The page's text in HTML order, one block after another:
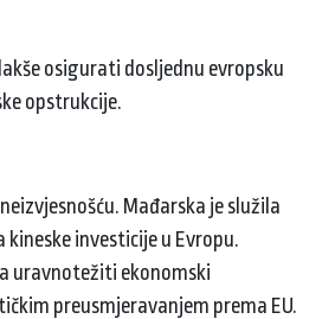
osigurati dosljednu evropsku
opstrukcije.
Mađarska je služila
kineske investicije u Evropu.
uravnotežiti ekonomski
preusmjeravanjem prema EU.